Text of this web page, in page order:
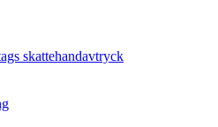
skatte­handavtryck